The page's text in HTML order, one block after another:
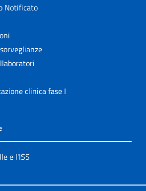
Notificato
clinica fase I
e l'ISS